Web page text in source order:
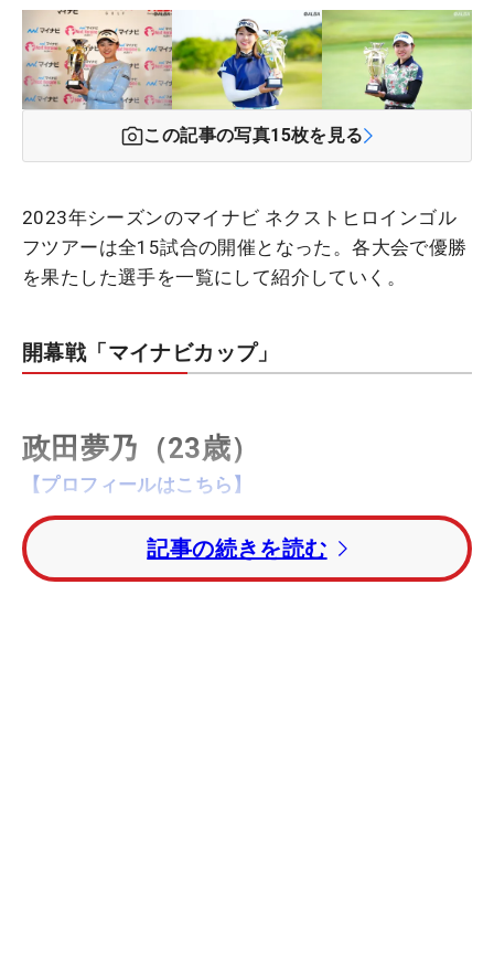
この記事の写真15枚を見る
2023年シーズンのマイナビ ネクストヒロインゴル
フツアーは全15試合の開催となった。各大会で優勝
を果たした選手を一覧にして紹介していく。
開幕戦「マイナビカップ」
政田夢乃（23歳）
【プロフィールはこちら】
2023年シーズンの優勝トップバッターに輝いたのは
政田夢乃だった。2日間競技で、初日を1バーディ・
記事の続きを読む